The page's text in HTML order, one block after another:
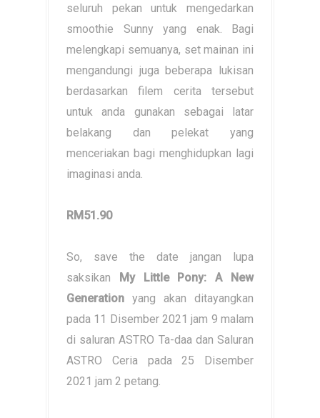
seluruh pekan untuk mengedarkan
smoothie Sunny yang enak. Bagi
melengkapi semuanya, set mainan ini
mengandungi juga beberapa lukisan
berdasarkan filem cerita tersebut
untuk anda gunakan sebagai latar
belakang dan pelekat yang
menceriakan bagi menghidupkan lagi
imaginasi anda.
RM51.90
So, save the date jangan lupa
saksikan
My Little Pony: A New
Generation yang akan ditayangkan
pada 11 Disember 2021 jam 9 malam
di saluran ASTRO Ta-daa dan Saluran
ASTRO Ceria pada 25 Disember
2021 jam 2 petang.